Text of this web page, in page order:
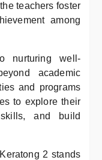
teachers foster
among
nurturing well-
academic
and programs
to explore their
and build
2 stands